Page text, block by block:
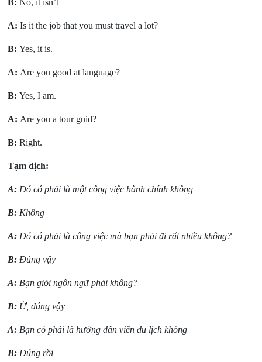
B: No, it isn’t
A: Is it the job that you must travel a lot?
B: Yes, it is.
A: Are you good at language?
B: Yes, I am.
A: Are you a tour guid?
B: Right.
Tạm dịch:
A: Đó có phải là một công việc hành chính không
B: Không
A: Đó có phải là công việc mà bạn phải đi rất nhiều không?
B: Đúng vậy
A: Bạn giỏi ngôn ngữ phải không?
B: Ừ, đúng vậy
A: Bạn có phải là hướng dẫn viên du lịch không
B: Đúng rồi